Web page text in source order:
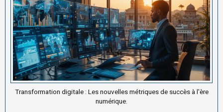
Transformation digitale : Les nouvelles métriques de succès à l'ère
numérique.